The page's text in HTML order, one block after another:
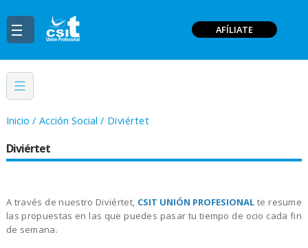
AFÍLIATE
Inicio / Acción Social / Diviértet
Diviértet
A través de nuestro Diviértet, CSIT UNIÓN PROFESIONAL te resume
las propuestas en las que puedes pasar tu tiempo de ocio cada fin
de semana.